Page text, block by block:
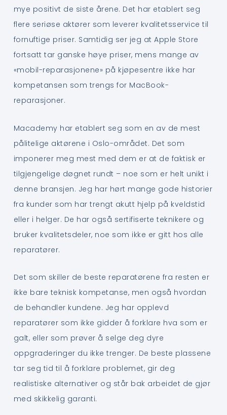
mye positivt de siste årene. Det har etablert seg
flere seriøse aktører som leverer kvalitetsservice til
fornuftige priser. Samtidig ser jeg at Apple Store
fortsatt tar ganske høye priser, mens mange av
«mobil-reparasjonene» på kjøpesentre ikke har
kompetansen som trengs for MacBook-
reparasjoner.
Macademy har etablert seg som en av de mest
pålitelige aktørene i Oslo-området. Det som
imponerer meg mest med dem er at de faktisk er
tilgjengelige døgnet rundt – noe som er helt unikt i
denne bransjen. Jeg har hørt mange gode historier
fra kunder som har trengt akutt hjelp på kveldstid
eller i helger. De har også sertifiserte teknikere og
bruker kvalitetsdeler, noe som ikke er gitt hos alle
reparatører.
Det som skiller de beste reparatørene fra resten er
ikke bare teknisk kompetanse, men også hvordan
de behandler kundene. Jeg har opplevd
reparatører som ikke gidder å forklare hva som er
galt, eller som prøver å selge deg dyre
oppgraderinger du ikke trenger. De beste plassene
tar seg tid til å forklare problemet, gir deg
realistiske alternativer og står bak arbeidet de gjør
med skikkelig garanti.